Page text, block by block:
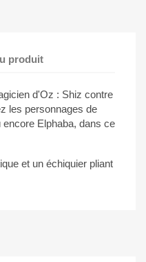
produit
d'Oz : Shiz contre
les personnages de
Elphaba, dans ce
et un échiquier pliant